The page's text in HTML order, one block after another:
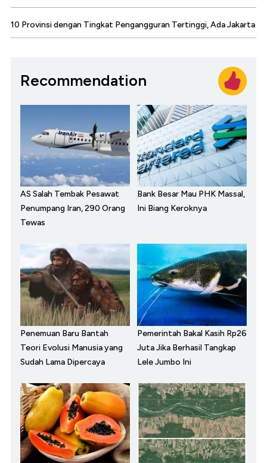
10 Provinsi dengan Tingkat Pengangguran Tertinggi, Ada Jakarta
Recommendation
AS Salah Tembak Pesawat
Penumpang Iran, 290 Orang
Tewas
Bank Besar Mau PHK Massal,
Ini Biang Keroknya
Penemuan Baru Bantah
Teori Evolusi Manusia yang
Sudah Lama Dipercaya
Pemerintah Bakal Kasih Rp26
Juta Jika Berhasil Tangkap
Lele Jumbo Ini